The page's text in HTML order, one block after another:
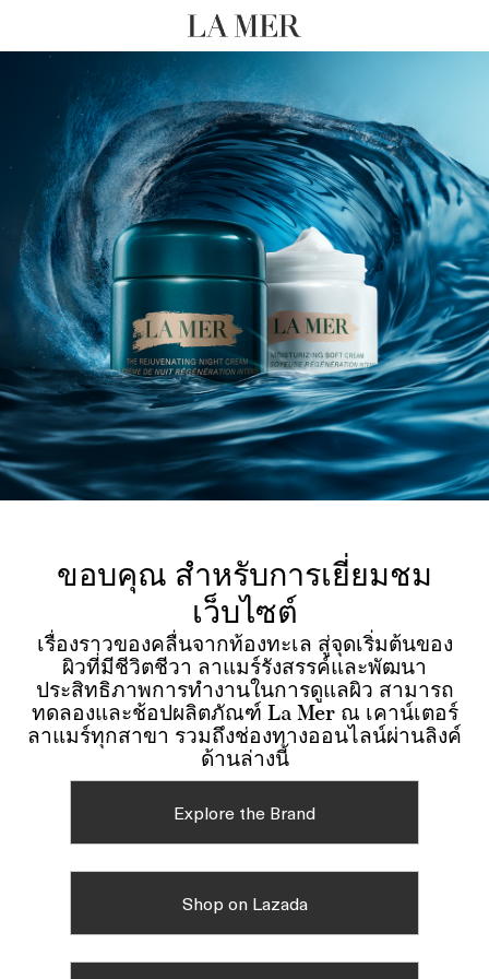
ขอบคุณ สำหรับการเยี่ยมชม
เว็บไซต์
เรื่องราวของคลื่นจากท้องทะเล สู่จุดเริ่มต้นของ
ผิวที่มีชีวิตชีวา ลาแมร์รังสรรค์และพัฒนา
ประสิทธิภาพการทำงานในการดูแลผิว สามารถ
ทดลองและช้อปผลิตภัณฑ์ La Mer ณ เคาน์เตอร์
ลาแมร์ทุกสาขา รวมถึงช่องทางออนไลน์ผ่านลิงค์
ด้านล่างนี้
Explore the Brand
Shop on Lazada